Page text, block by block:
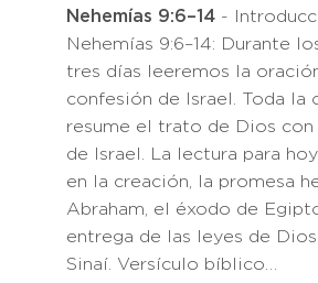
Nehemías 9:6–14 -
Nehemías 9:6–14: Durante
tres días leeremos la
confesión de Israel. Toda la
resume el trato de Dios con
de Israel. La lectura para
en la creación, la promesa
Abraham, el éxodo de
entrega de las leyes de
Sinaí. Versículo bíblico…